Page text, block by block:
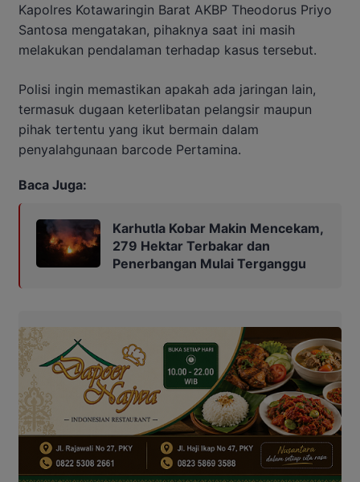
Kapolres Kotawaringin Barat AKBP Theodorus Priyo
Santosa mengatakan, pihaknya saat ini masih
melakukan pendalaman terhadap kasus tersebut.
Polisi ingin memastikan apakah ada jaringan lain,
termasuk dugaan keterlibatan pelangsir maupun
pihak tertentu yang ikut bermain dalam
penyalahgunaan barcode Pertamina.
Baca Juga:
Karhutla Kobar Makin Mencekam,
279 Hektar Terbakar dan
Penerbangan Mulai Terganggu